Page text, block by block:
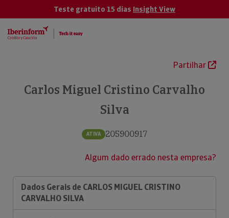
Teste gratuito 15 dias Insight View
Partilhar
Carlos Miguel Cristino Carvalho
Silva
ATIVA 205900917
Algum dado errado nesta empresa?
Dados Gerais de CARLOS MIGUEL CRISTINO
CARVALHO SILVA